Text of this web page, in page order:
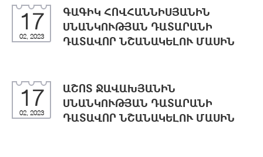
17
02, 2023
ԳԱԳԻԿ ՀՈՎՀԱՆՆԻՍՅԱՆԻՆ
ՍՆԱՆԿՈՒԹՅԱՆ ԴԱՏԱՐԱՆԻ
ԴԱՏԱՎՈՐ ՆՇԱՆԱԿԵԼՈՒ ՄԱՍԻՆ
17
02, 2023
ԱՇՈՏ ՋԱՎԱԽՅԱՆԻՆ
ՍՆԱՆԿՈՒԹՅԱՆ ԴԱՏԱՐԱՆԻ
ԴԱՏԱՎՈՐ ՆՇԱՆԱԿԵԼՈՒ ՄԱՍԻՆ